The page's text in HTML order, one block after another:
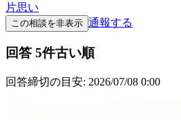
片思い
この相談を非表示 通報する
回答 5件古い順
回答締切の目安: 2026/07/08 0:00